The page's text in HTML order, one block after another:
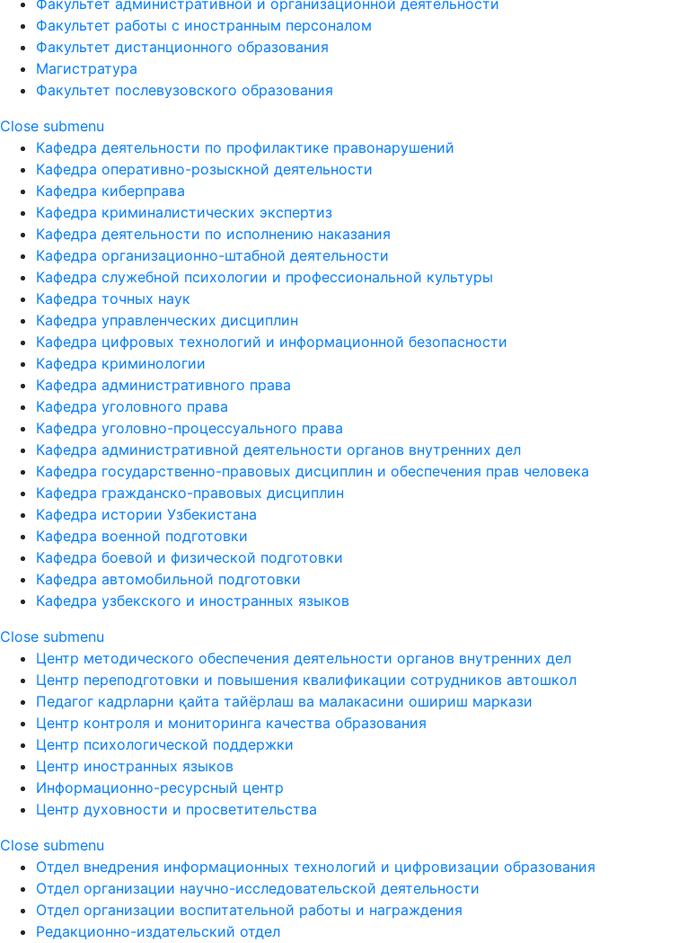
Факультет административной и организационной деятельности
Факультет работы с иностранным персоналом
Факультет дистанционного образования
Магистратура
Факультет послевузовского образования
Close submenu
Кафедра деятельности по профилактике правонарушений
Кафедра оперативно-розыскной деятельности
Кафедра киберправа
Кафедра криминалистических экспертиз
Кафедра деятельности по исполнению наказания
Кафедра организационно-штабной деятельности
Кафедра служебной психологии и профессиональной культуры
Кафедра точных наук
Кафедра управленческих дисциплин
Кафедра цифровых технологий и информационной безопасности
Кафедра криминологии
Кафедра административного права
Кафедра уголовного права
Кафедра уголовно-процессуального права
Кафедра административной деятельности органов внутренних дел
Кафедра государственно-правовых дисциплин и обеспечения прав человека
Кафедра гражданско-правовых дисциплин
Кафедра истории Узбекистана
Кафедра военной подготовки
Кафедра боевой и физической подготовки
Кафедра автомобильной подготовки
Кафедра узбекского и иностранных языков
Close submenu
Центр методического обеспечения деятельности органов внутренних дел
Центр переподготовки и повышения квалификации сотрудников автошкол
Педагог кадрларни қайта тайёрлаш ва малакасини ошириш маркази
Центр контроля и мониторинга качества образования
Центр психологической поддержки
Центр иностранных языков
Информационно-ресурсный центр
Центр духовности и просветительства
Close submenu
Отдел внедрения информационных технологий и цифровизации образования
Отдел организации научно-исследовательской деятельности
Отдел организации воспитательной работы и награждения
Редакционно-издательский отдел